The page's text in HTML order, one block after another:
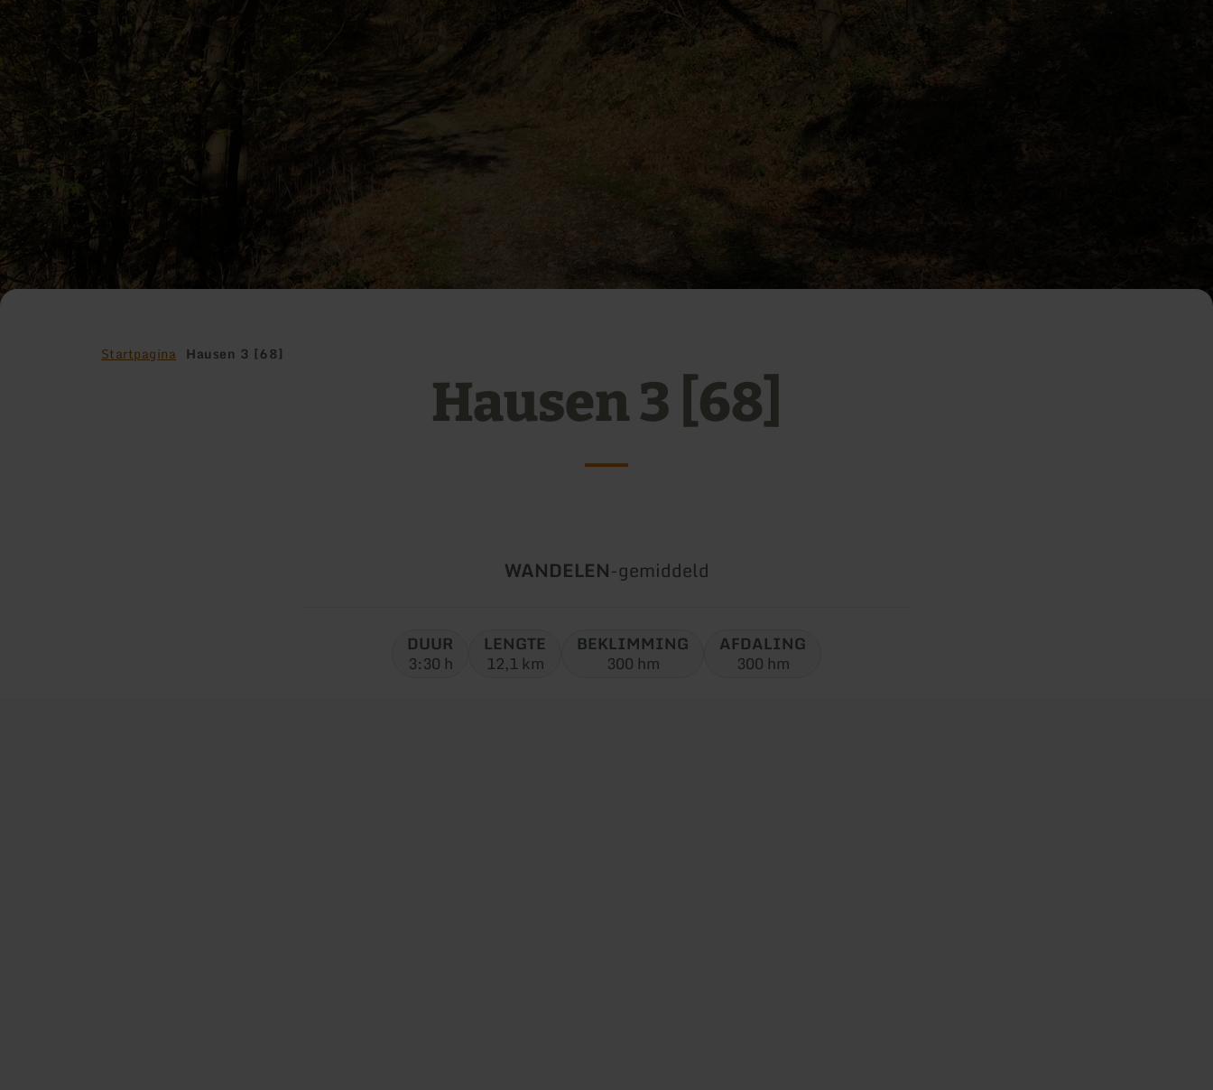
Startpagina Hausen 3 [68]
Hausen 3 [68]
Soort
WANDELEN-Moeilijkheidsgraad:
gemiddeld
DUUR
3:30 h
LENGTE
12,1 km
BEKLIMMING
300 hm
AFDALING
300 hm